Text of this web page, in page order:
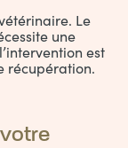
Le
une
est
récupération.